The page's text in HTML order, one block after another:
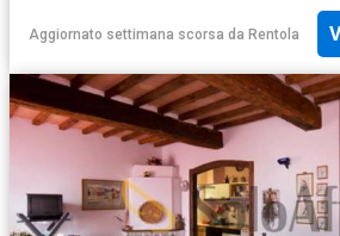
Aggiornato settimana scorsa da Rentola